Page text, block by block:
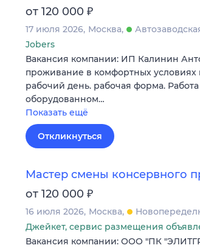
от 120 000 ₽
17 июля 2026 Москва
Jobers
Вакансия компании: ИП Калинин
проживание в комфортных условиях
рабочий день. рабочая форма.
оборудованном…
Показать ещё
Откликнуться
Мастер смены консервного
от 120 000 ₽
16 июля 2026 Москва
Джейкет, сервис размещения
Вакансия компании: ООО "ПК